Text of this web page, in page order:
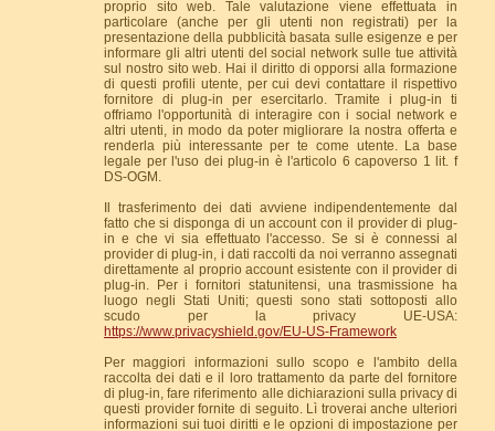
proprio sito web. Tale valutazione viene effettuata in
particolare (anche per gli utenti non registrati) per la
presentazione della pubblicità basata sulle esigenze e per
informare gli altri utenti del social network sulle tue attività
sul nostro sito web. Hai il diritto di opporsi alla formazione
di questi profili utente, per cui devi contattare il rispettivo
fornitore di plug-in per esercitarlo. Tramite i plug-in ti
offriamo l'opportunità di interagire con i social network e
altri utenti, in modo da poter migliorare la nostra offerta e
renderla più interessante per te come utente. La base
legale per l'uso dei plug-in è l'articolo 6 capoverso 1 lit. f
DS-OGM.
Il trasferimento dei dati avviene indipendentemente dal
fatto che si disponga di un account con il provider di plug-
in e che vi sia effettuato l'accesso. Se si è connessi al
provider di plug-in, i dati raccolti da noi verranno assegnati
direttamente al proprio account esistente con il provider di
plug-in. Per i fornitori statunitensi, una trasmissione ha
luogo negli Stati Uniti; questi sono stati sottoposti allo
scudo per la privacy UE-USA:
https://www.privacyshield.gov/EU-US-Framework
Per maggiori informazioni sullo scopo e l'ambito della
raccolta dei dati e il loro trattamento da parte del fornitore
di plug-in, fare riferimento alle dichiarazioni sulla privacy di
questi provider fornite di seguito. Lì troverai anche ulteriori
informazioni sui tuoi diritti e le opzioni di impostazione per